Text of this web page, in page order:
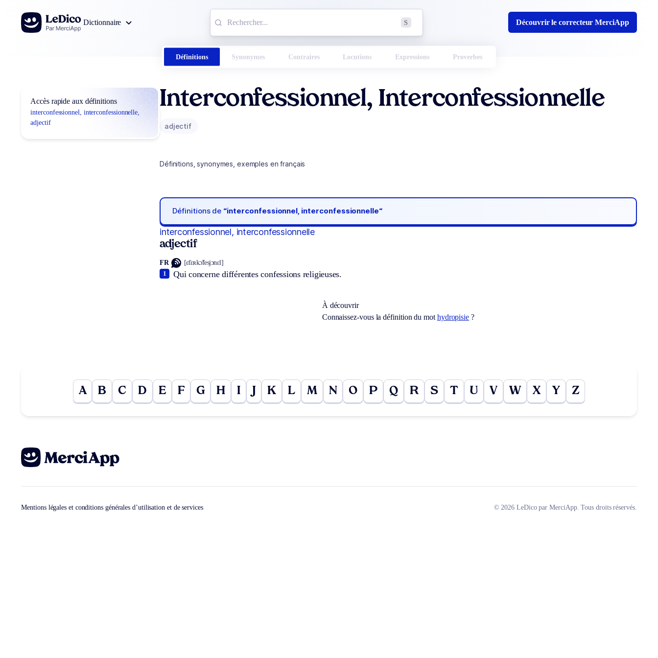
Aller au contenu
Dictionnaire
S Découvrir le correcteur MerciApp
Définitions Synonymes Contraires Locutions Expressions Proverbes
Accès rapide aux définitions
interconfessionnel, interconfessionnelle,
adjectif
Interconfessionnel, Interconfessionnelle
adjectif
Définitions, synonymes, exemples en français
Définitions de “interconfessionnel, interconfessionnelle“
interconfessionnel, interconfessionnelle
adjectif
FR [ɛ̃tɛʀkɔ̃fesjɔnɛl]
Qui concerne différentes confessions religieuses.
1
À découvrir
Connaissez-vous la définition du mot hydropisie ?
A B C D E F G H I K L M N O P Q R S T U V W X Y Z
Mentions légales et conditions générales d’utilisation et de services © 2026 LeDico par MerciApp. Tous droits réservés.